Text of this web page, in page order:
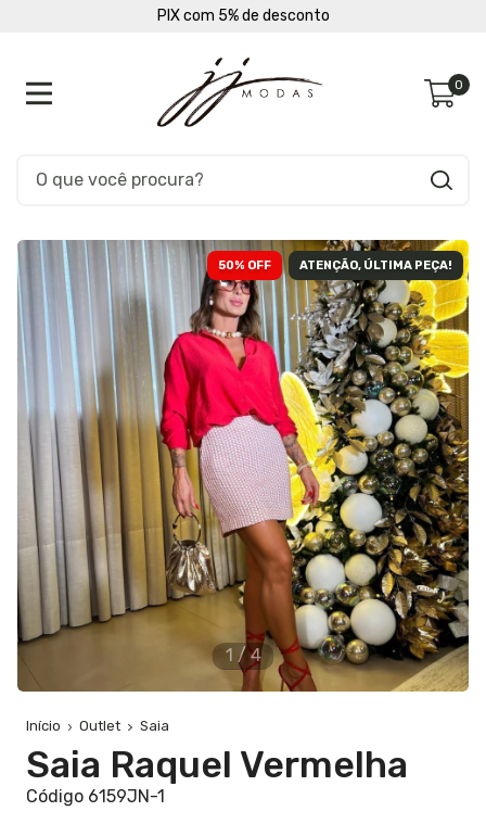
PIX com 5% de desconto
0
50% OFF ATENÇÃO, ÚLTIMA PEÇA!
1 /4
Início Outlet Saia
Saia Raquel Vermelha
Código 6159JN-1